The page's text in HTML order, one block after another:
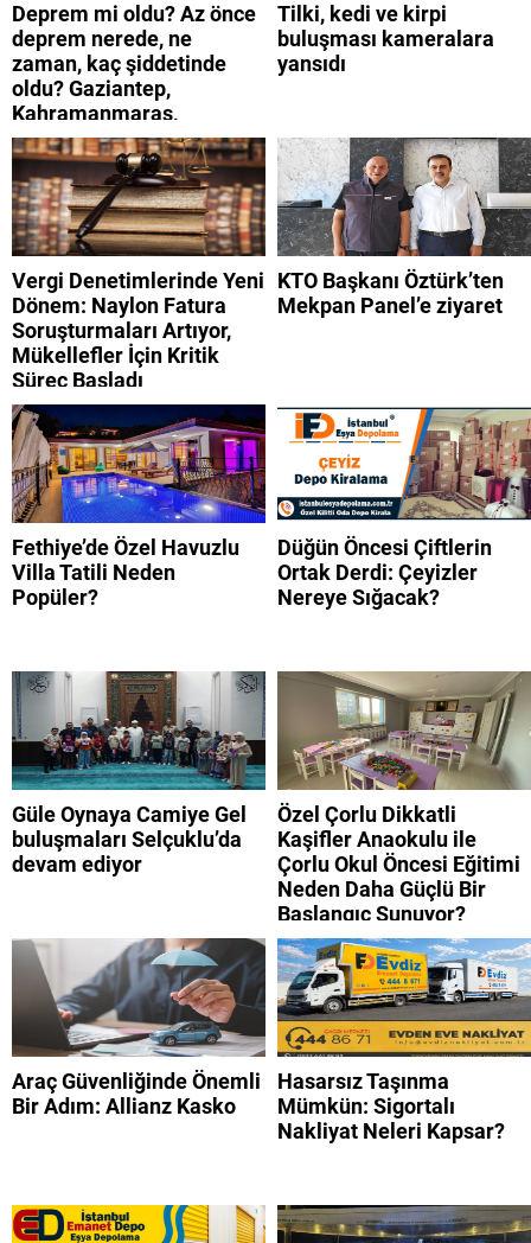
Deprem mi oldu? Az önce
deprem nerede, ne
zaman, kaç şiddetinde
oldu? Gaziantep,
Kahramanmaraş,
Adıyaman, Şanlıurfa,
Suriye, Kilis, Hatay,
Osmaniye 9 Ağustos 2026
AFAD son depremler
listesi
Tilki, kedi ve kirpi
buluşması kameralara
yansıdı
Vergi Denetimlerinde Yeni
Dönem: Naylon Fatura
Soruşturmaları Artıyor,
Mükellefler İçin Kritik
Süreç Başladı
KTO Başkanı Öztürk’ten
Mekpan Panel’e ziyaret
Fethiye’de Özel Havuzlu
Villa Tatili Neden
Popüler?
Düğün Öncesi Çiftlerin
Ortak Derdi: Çeyizler
Nereye Sığacak?
Güle Oynaya Camiye Gel
buluşmaları Selçuklu’da
devam ediyor
Özel Çorlu Dikkatli
Kaşifler Anaokulu ile
Çorlu Okul Öncesi Eğitimi
Neden Daha Güçlü Bir
Başlangıç Sunuyor?
Araç Güvenliğinde Önemli
Bir Adım: Allianz Kasko
Hasarsız Taşınma
Mümkün: Sigortalı
Nakliyat Neleri Kapsar?